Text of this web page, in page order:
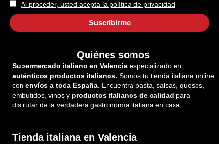
Al proceder, usted acepta la política de privacidad
Quiénes somos
Supermercado italiano en Valencia especializado en
auténticos productos italianos. Somos tu tienda italiana online
con envíos a toda España . Encuentra pasta, salsas, quesos,
embutidos, vinos y productos italianos de calidad para
disfrutar de la verdadera gastronomía italiana en casa.
Tienda italiana en Valencia